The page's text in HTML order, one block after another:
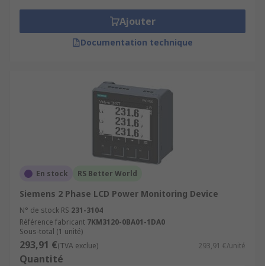
Ajouter
Documentation technique
En stock RS Better World
Siemens 2 Phase LCD Power Monitoring Device
N° de stock RS 231-3104
Référence fabricant 7KM3120-0BA01-1DA0
Sous-total (1 unité)
293,91 €(TVA exclue) 293,91 €/unité
Quantité